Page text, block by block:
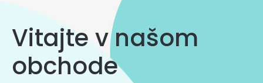
Vitajte v našom
obchode